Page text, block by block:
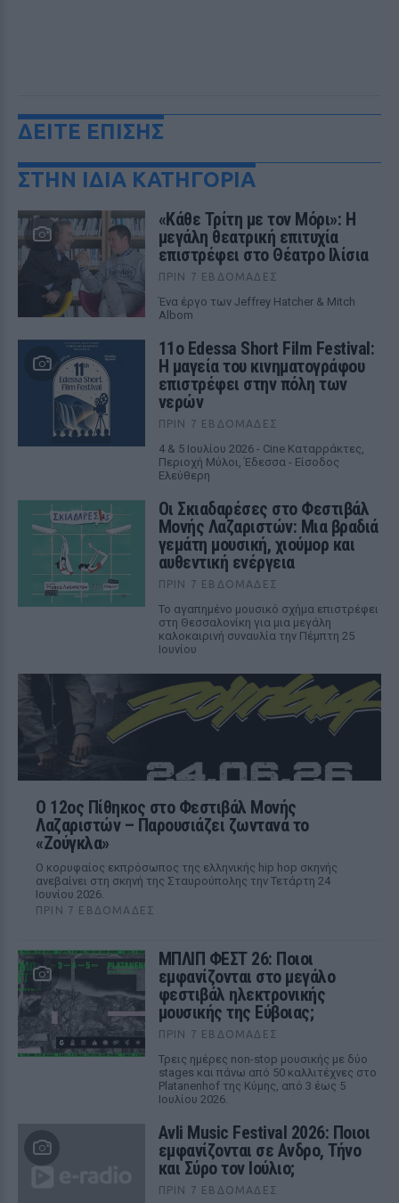
ΔΕΙΤΕ ΕΠΙΣΗΣ
ΣΤΗΝ ΙΔΙΑ ΚΑΤΗΓΟΡΙΑ
«Κάθε Τρίτη με τον Μόρι»: Η
μεγάλη θεατρική επιτυχία
επιστρέφει στο Θέατρο Ιλίσια
ΠΡΙΝ 7 ΕΒΔΟΜΆΔΕΣ
Ένα έργο των Jeffrey Hatcher & Mitch
Albom
11ο Edessa Short Film Festival:
Η μαγεία του κινηματογράφου
επιστρέφει στην πόλη των
νερών
ΠΡΙΝ 7 ΕΒΔΟΜΆΔΕΣ
4 & 5 Ιουλίου 2026 - Cine Καταρράκτες,
Περιοχή Μύλοι, Έδεσσα - Είσοδος
Ελεύθερη
Οι Σκιαδαρέσες στο Φεστιβάλ
Μονής Λαζαριστών: Μια βραδιά
γεμάτη μουσική, χιούμορ και
αυθεντική ενέργεια
ΠΡΙΝ 7 ΕΒΔΟΜΆΔΕΣ
Το αγαπημένο μουσικό σχήμα επιστρέφει
στη Θεσσαλονίκη για μια μεγάλη
καλοκαιρινή συναυλία την Πέμπτη 25
Ιουνίου
Ο 12ος Πίθηκος στο Φεστιβάλ Μονής
Λαζαριστών – Παρουσιάζει ζωντανά το
«Ζούγκλα»
Ο κορυφαίος εκπρόσωπος της ελληνικής hip hop σκηνής
ανεβαίνει στη σκηνή της Σταυρούπολης την Τετάρτη 24
Ιουνίου 2026.
ΠΡΙΝ 7 ΕΒΔΟΜΆΔΕΣ
ΜΠΛΙΠ ΦΕΣΤ 26: Ποιοι
εμφανίζονται στο μεγάλο
φεστιβάλ ηλεκτρονικής
μουσικής της Εύβοιας;
ΠΡΙΝ 7 ΕΒΔΟΜΆΔΕΣ
Τρεις ημέρες non-stop μουσικής με δύο
stages και πάνω από 50 καλλιτέχνες στο
Platanenhof της Κύμης, από 3 έως 5
Ιουλίου 2026.
Avli Music Festival 2026: Ποιοι
εμφανίζονται σε Ανδρο, Τήνο
και Σύρο τον Ιούλιο;
ΠΡΙΝ 7 ΕΒΔΟΜΆΔΕΣ